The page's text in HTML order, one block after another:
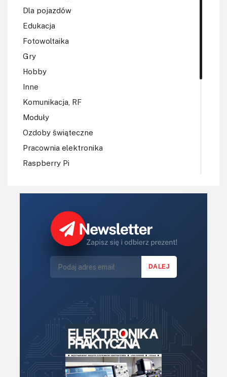
Dla pojazdów
Edukacja
Fotowoltaika
Gry
Hobby
Inne
Komunikacja, RF
Moduły
Ozdoby świąteczne
Pracownia elektronika
Raspberry Pi
Robotyka
Sterowniki silników
Technika μP, μC, PLD
Termometry i termostaty